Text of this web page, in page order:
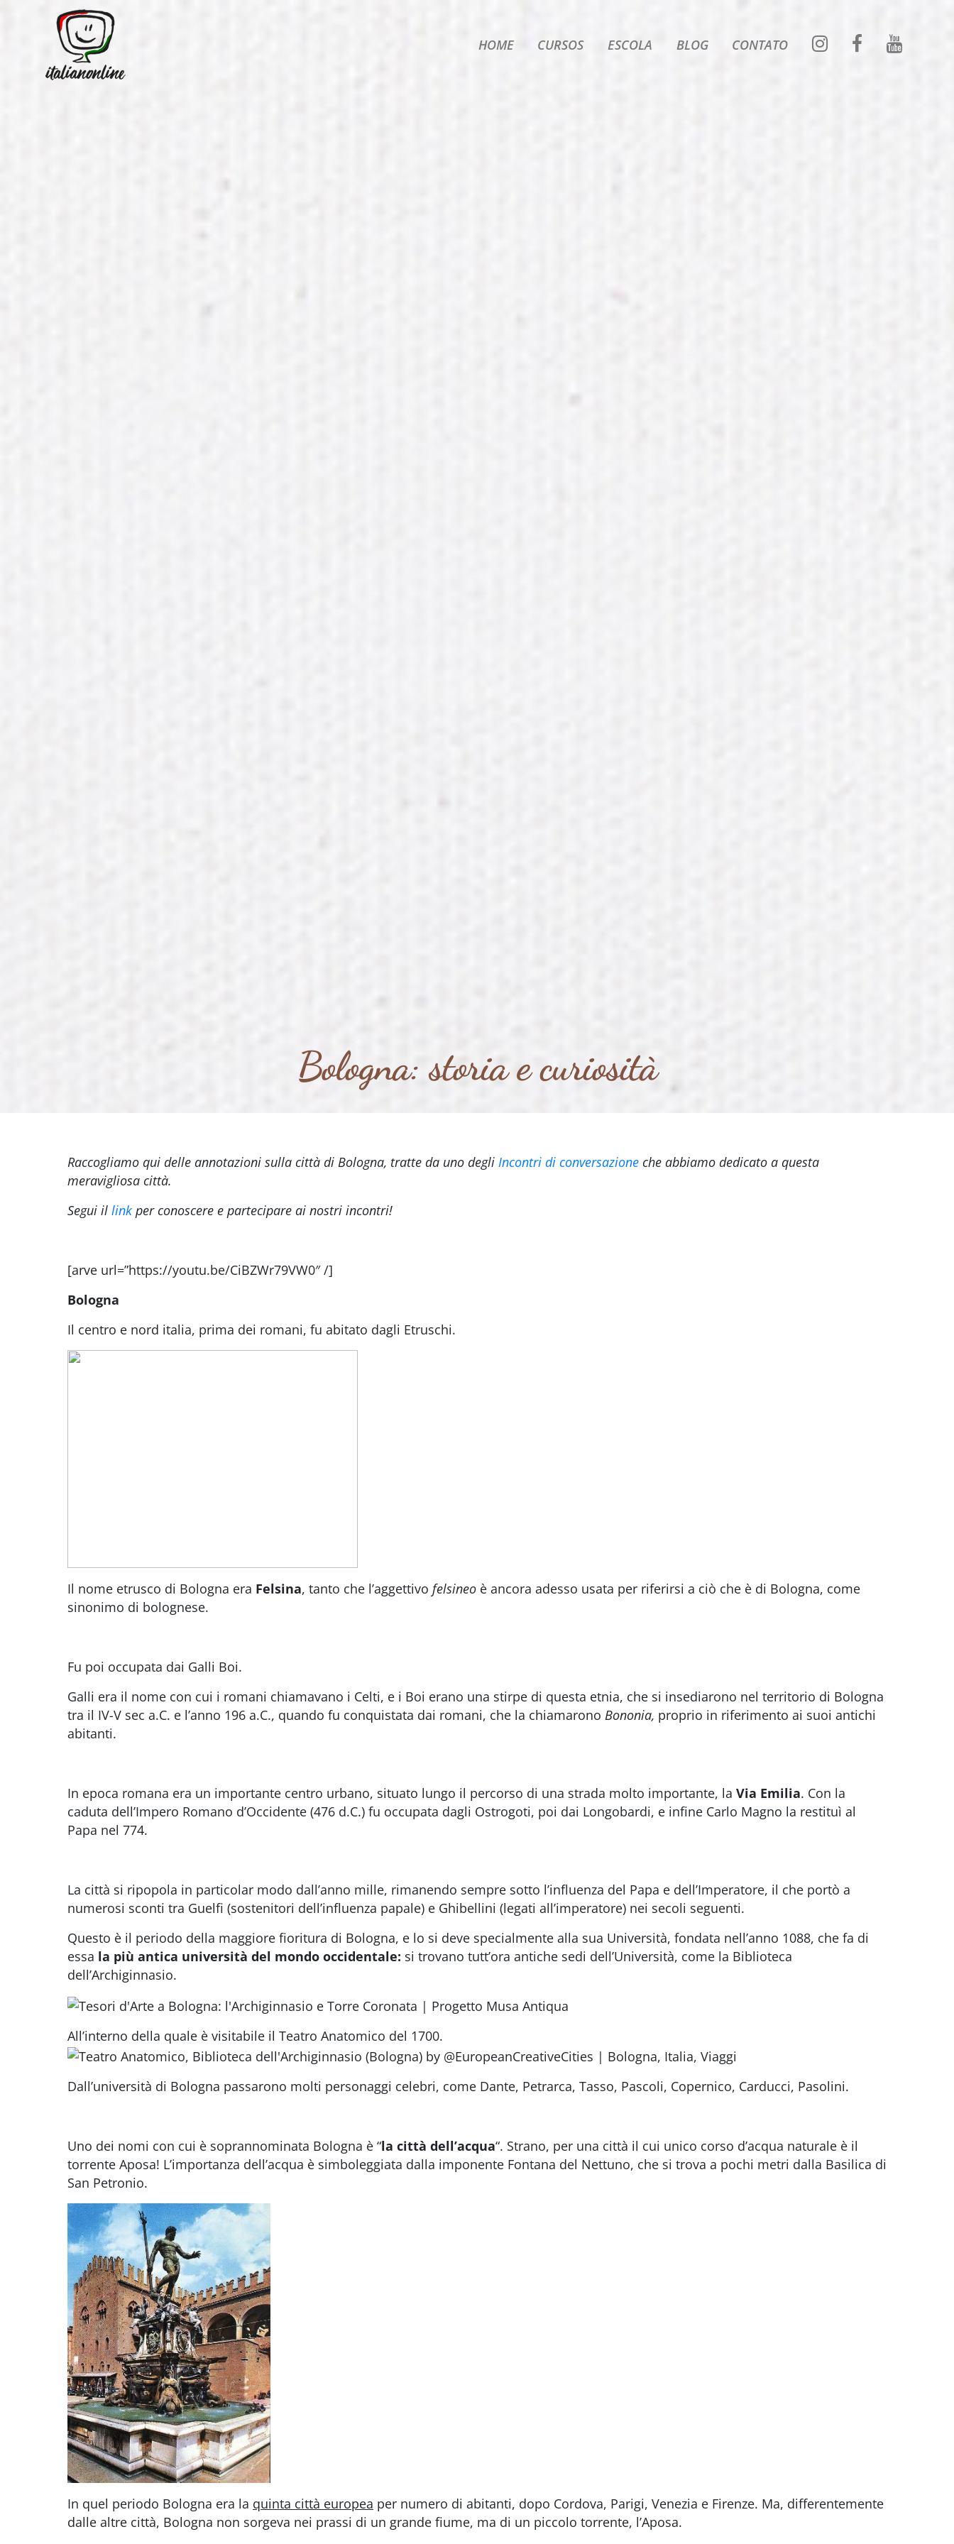
HOME CURSOS ESCOLA BLOG CONTATO
Bologna: storia e curiosità
Raccogliamo qui delle annotazioni sulla città di Bologna, tratte da uno degli Incontri di conversazione che abbiamo dedicato a questa
meravigliosa città.
Segui il link per conoscere e partecipare ai nostri incontri!
[arve url=”https://youtu.be/CiBZWr79VW0″ /]
Bologna
Il centro e nord italia, prima dei romani, fu abitato dagli Etruschi.
Il nome etrusco di Bologna era Felsina, tanto che l’aggettivo felsineo è ancora adesso usata per riferirsi a ciò che è di Bologna, come
sinonimo di bolognese.
Fu poi occupata dai Galli Boi.
Galli era il nome con cui i romani chiamavano i Celti, e i Boi erano una stirpe di questa etnia, che si insediarono nel territorio di Bologna
tra il IV-V sec a.C. e l’anno 196 a.C., quando fu conquistata dai romani, che la chiamarono Bononia, proprio in riferimento ai suoi antichi
abitanti.
In epoca romana era un importante centro urbano, situato lungo il percorso di una strada molto importante, la Via Emilia. Con la
caduta dell’Impero Romano d’Occidente (476 d.C.) fu occupata dagli Ostrogoti, poi dai Longobardi, e infine Carlo Magno la restituì al
Papa nel 774.
La città si ripopola in particolar modo dall’anno mille, rimanendo sempre sotto l’influenza del Papa e dell’Imperatore, il che portò a
numerosi sconti tra Guelfi (sostenitori dell’influenza papale) e Ghibellini (legati all’imperatore) nei secoli seguenti.
Questo è il periodo della maggiore fioritura di Bologna, e lo si deve specialmente alla sua Università, fondata nell’anno 1088, che fa di
essa la più antica università del mondo occidentale: si trovano tutt’ora antiche sedi dell’Università, come la Biblioteca
dell’Archiginnasio.
All’interno della quale è visitabile il Teatro Anatomico del 1700.
Dall’università di Bologna passarono molti personaggi celebri, come Dante, Petrarca, Tasso, Pascoli, Copernico, Carducci, Pasolini.
Uno dei nomi con cui è soprannominata Bologna è “la città dell’acqua“. Strano, per una città il cui unico corso d’acqua naturale è il
torrente Aposa! L’importanza dell’acqua è simboleggiata dalla imponente Fontana del Nettuno, che si trova a pochi metri dalla Basilica di
San Petronio.
In quel periodo Bologna era la quinta città europea per numero di abitanti, dopo Cordova, Parigi, Venezia e Firenze. Ma, differentemente
dalle altre città, Bologna non sorgeva nei prassi di un grande fiume, ma di un piccolo torrente, l’Aposa.